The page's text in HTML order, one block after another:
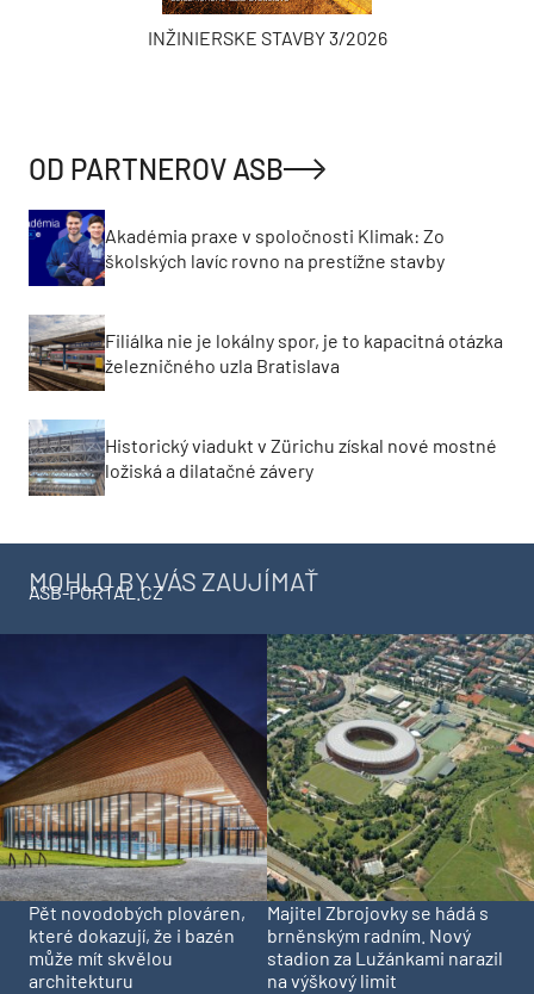
INŽINIERSKE STAVBY 3/2026
OD PARTNEROV ASB
Akadémia praxe v spoločnosti Klimak: Zo
školských lavíc rovno na prestížne stavby
Filiálka nie je lokálny spor, je to kapacitná otázka
železničného uzla Bratislava
Historický viadukt v Zürichu získal nové mostné
ložiská a dilatačné závery
MOHLO BY VÁS ZAUJÍMAŤ
ASB-PORTAL.CZ
Pět novodobých plováren,
které dokazují, že i bazén
může mít skvělou
architekturu
Majitel Zbrojovky se hádá s
brněnským radním. Nový
stadion za Lužánkami narazil
na výškový limit